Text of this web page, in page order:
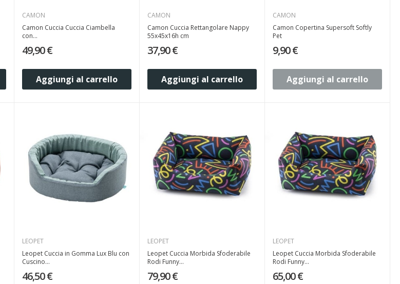
CAMON
Camon Cuccia Cuccia Ciambella
con...
49,90 €
Aggiungi al carrello
CAMON
Camon Cuccia Rettangolare Nappy
55x45x16h cm
37,90 €
Aggiungi al carrello
CAMON
Camon Copertina Supersoft Softly
Pet
9,90 €
Aggiungi al carrello
LEOPET
Leopet Cuccia in Gomma Lux Blu con
Cuscino...
46,50 €
LEOPET
Leopet Cuccia Morbida Sfoderabile
Rodi Funny...
79,90 €
LEOPET
Leopet Cuccia Morbida Sfoderabile
Rodi Funny...
65,00 €